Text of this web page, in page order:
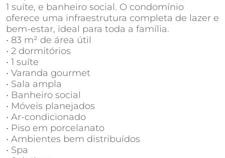
1 suíte, e banheiro social. O condomínio
oferece uma infraestrutura completa de lazer e
bem-estar, ideal para toda a família.
• 83 m² de área útil
• 2 dormitórios
• 1 suíte
• Varanda gourmet
• Sala ampla
• Banheiro social
• Móveis planejados
• Ar-condicionado
• Piso em porcelanato
• Ambientes bem distribuídos
• Spa